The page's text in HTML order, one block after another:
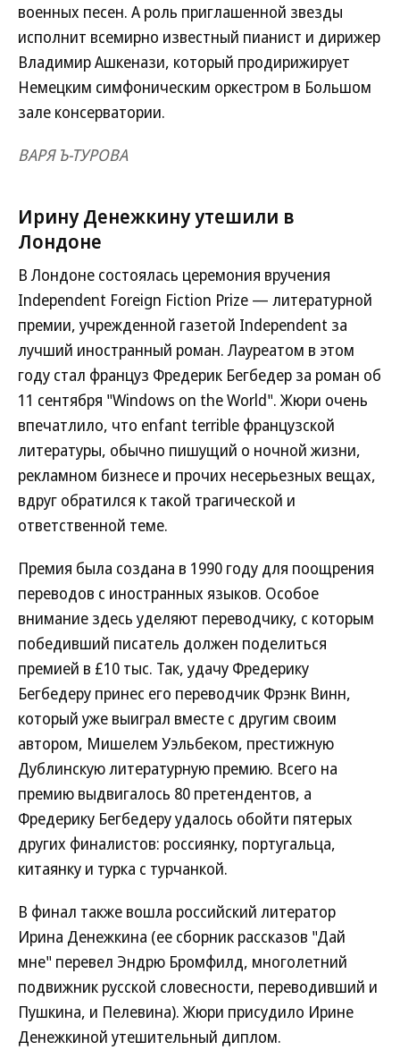
военных песен. А роль приглашенной звезды
исполнит всемирно известный пианист и дирижер
Владимир Ашкенази, который продирижирует
Немецким симфоническим оркестром в Большом
зале консерватории.
ВАРЯ Ъ-ТУРОВА
Ирину Денежкину утешили в
Лондоне
В Лондоне состоялась церемония вручения
Independent Foreign Fiction Prize — литературной
премии, учрежденной газетой Independent за
лучший иностранный роман. Лауреатом в этом
году стал француз Фредерик Бегбедер за роман об
11 сентября "Windows on the World". Жюри очень
впечатлило, что enfant terrible французской
литературы, обычно пишущий о ночной жизни,
рекламном бизнесе и прочих несерьезных вещах,
вдруг обратился к такой трагической и
ответственной теме.
Премия была создана в 1990 году для поощрения
переводов с иностранных языков. Особое
внимание здесь уделяют переводчику, с которым
победивший писатель должен поделиться
премией в £10 тыс. Так, удачу Фредерику
Бегбедеру принес его переводчик Фрэнк Винн,
который уже выиграл вместе с другим своим
автором, Мишелем Уэльбеком, престижную
Дублинскую литературную премию. Всего на
премию выдвигалось 80 претендентов, а
Фредерику Бегбедеру удалось обойти пятерых
других финалистов: россиянку, португальца,
китаянку и турка с турчанкой.
В финал также вошла российский литератор
Ирина Денежкина (ее сборник рассказов "Дай
мне" перевел Эндрю Бромфилд, многолетний
подвижник русской словесности, переводивший и
Пушкина, и Пелевина). Жюри присудило Ирине
Денежкиной утешительный диплом.